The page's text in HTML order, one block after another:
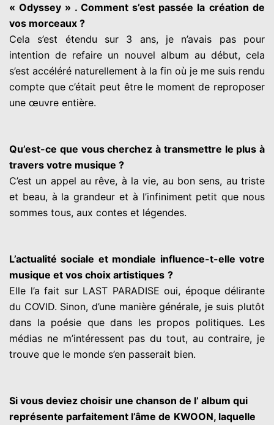
« Odyssey » . Comment s’est passée la création de
vos morceaux ?
Cela s’est étendu sur 3 ans, je n’avais pas pour
intention de refaire un nouvel album au début, cela
s’est accéléré naturellement à la fin où je me suis rendu
compte que c’était peut être le moment de reproposer
une œuvre entière.
Qu’est-ce que vous cherchez à transmettre le plus à
travers votre musique ?
C’est un appel au rêve, à la vie, au bon sens, au triste
et beau, à la grandeur et à l’infiniment petit que nous
sommes tous, aux contes et légendes.
L’actualité sociale et mondiale influence-t-elle votre
musique et vos choix artistiques ?
Elle l’a fait sur LAST PARADISE oui, époque délirante
du COVID. Sinon, d’une manière générale, je suis plutôt
dans la poésie que dans les propos politiques. Les
médias ne m’intéressent pas du tout, au contraire, je
trouve que le monde s’en passerait bien.
Si vous deviez choisir une chanson de l’ album qui
représente parfaitement l’âme de KWOON, laquelle